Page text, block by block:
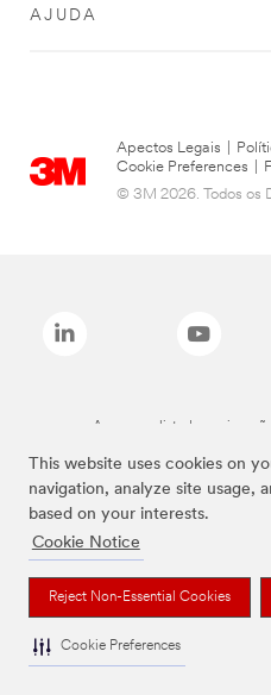
This website uses cookies on
navigation, analyze site usage,
based on your interests.
Cookie Notice
Reject Non-Essential Cookies
Cookie Preferences
AJUDA
Apectos Legais
Cookie Preferences
© 3M 2026. Todos os
As marcas listadas a cima